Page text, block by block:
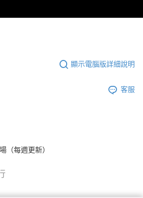
含以上)免運費
顯示電腦版詳細說明
客服
（每週更新）